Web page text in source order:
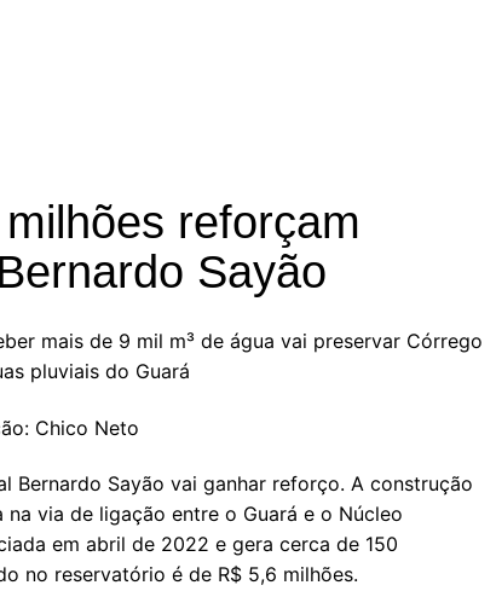
reforçam
Sayão
mais de 9 mil m³ de água vai preservar Córrego
pluviais do Guará
Chico Neto
Bernardo Sayão vai ganhar reforço. A construção
via de ligação entre o Guará e o Núcleo
em abril de 2022 e gera cerca de 150
no reservatório é de R$ 5,6 milhões.